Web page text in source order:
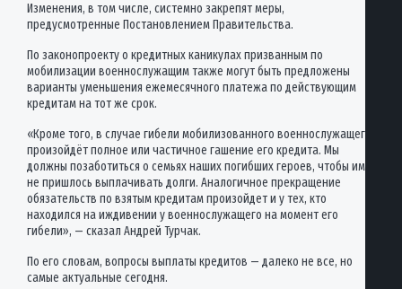
Изменения, в том числе, системно закрепят меры,
предусмотренные Постановлением Правительства.
По законопроекту о кредитных каникулах призванным по
мобилизации военнослужащим также могут быть предложены
варианты уменьшения ежемесячного платежа по действующим
кредитам на тот же срок.
«Кроме того, в случае гибели мобилизованного военнослужащего
произойдёт полное или частичное гашение его кредита. Мы
должны позаботиться о семьях наших погибших героев, чтобы им
не пришлось выплачивать долги. Аналогичное прекращение
обязательств по взятым кредитам произойдет и у тех, кто
находился на иждивении у военнослужащего на момент его
гибели», — сказал Андрей Турчак.
По его словам, вопросы выплаты кредитов — далеко не все, но
самые актуальные сегодня.